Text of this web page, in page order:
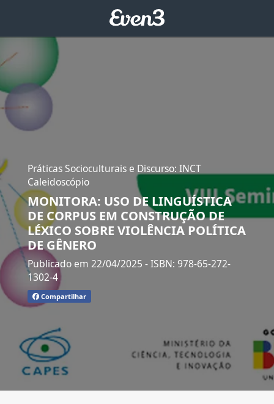
Práticas Socioculturais e Discurso: INCT
Caleidoscópio
MONITORA: USO DE LINGUÍSTICA
DE CORPUS EM CONSTRUÇÃO DE
LÉXICO SOBRE VIOLÊNCIA POLÍTICA
DE GÊNERO
Publicado em 22/04/2025 - ISBN: 978-65-272-
1302-4
Compartilhar